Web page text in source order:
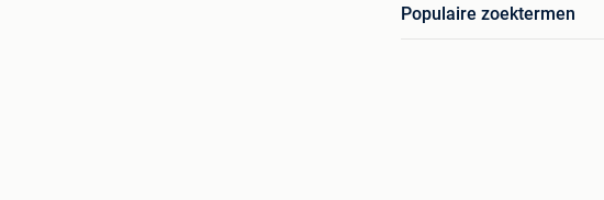
Populaire zoektermen